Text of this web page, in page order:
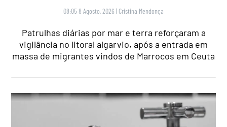
08:05 8 Agosto, 2026 | Cristina Mendonça
Patrulhas diárias por mar e terra reforçaram a
vigilância no litoral algarvio, após a entrada em
massa de migrantes vindos de Marrocos em Ceuta